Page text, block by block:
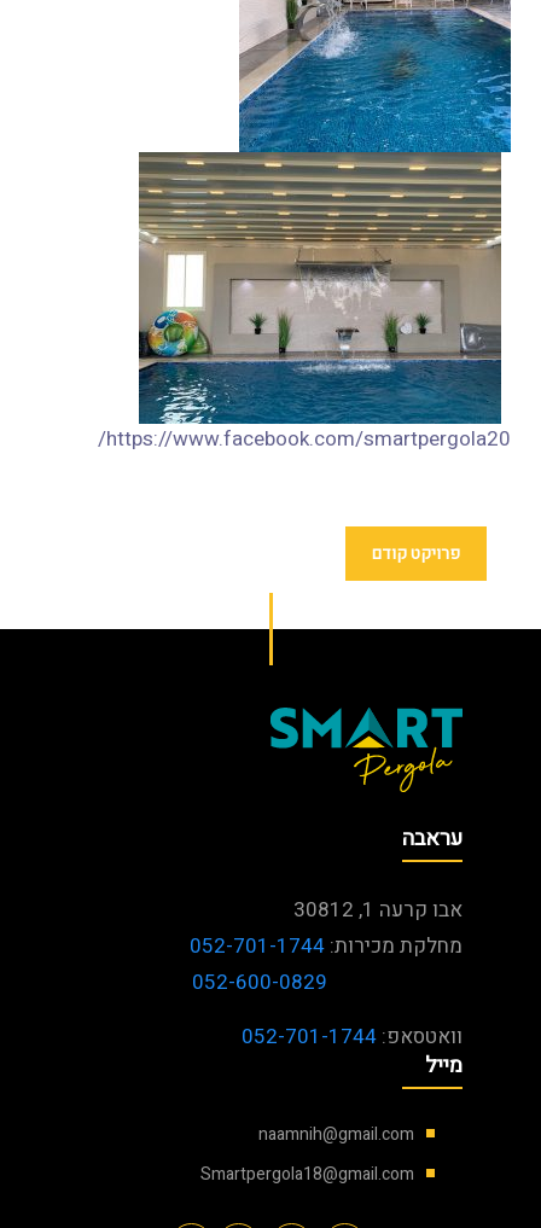
https://www.facebook.com/smartpergola20/
פרויקט קודם
עראבה
אבו קרעה 1, 30812
מחלקת מכירות:052-701-1744
052-600-0829
וואטסאפ:052-701-1744
מייל
naamnih@gmail.com
Smartpergola18@gmail.com